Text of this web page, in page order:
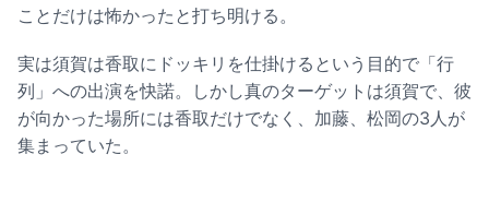
ことだけは怖かったと打ち明ける。
実は須賀は香取にドッキリを仕掛けるという目的で「行
列」への出演を快諾。しかし真のターゲットは須賀で、彼
が向かった場所には香取だけでなく、加藤、松岡の3人が
集まっていた。